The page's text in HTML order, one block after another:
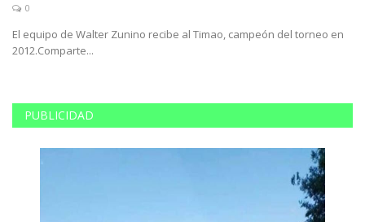
0
El equipo de Walter Zunino recibe al Timao, campeón del torneo en
2012.Comparte...
PUBLICIDAD